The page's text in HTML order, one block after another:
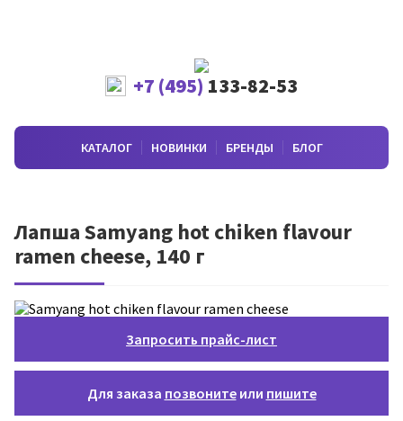
+7 (495) 133-82-53
КАТАЛОГ НОВИНКИ БРЕНДЫ БЛОГ
Лапша Samyang hot chiken flavour
ramen cheese, 140 г
Запросить прайс-лист
Для заказа позвонитеили пишите